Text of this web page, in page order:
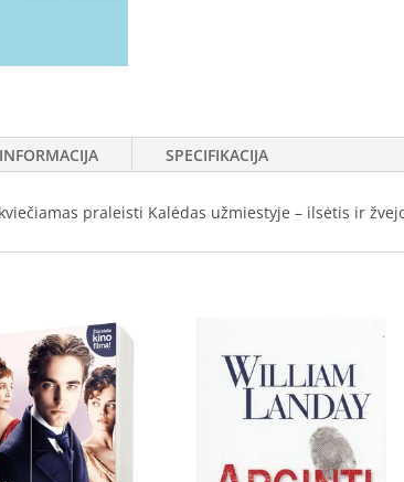
SPECIFIKACIJA
praleisti Kalėdas užmiestyje – ilsėtis ir